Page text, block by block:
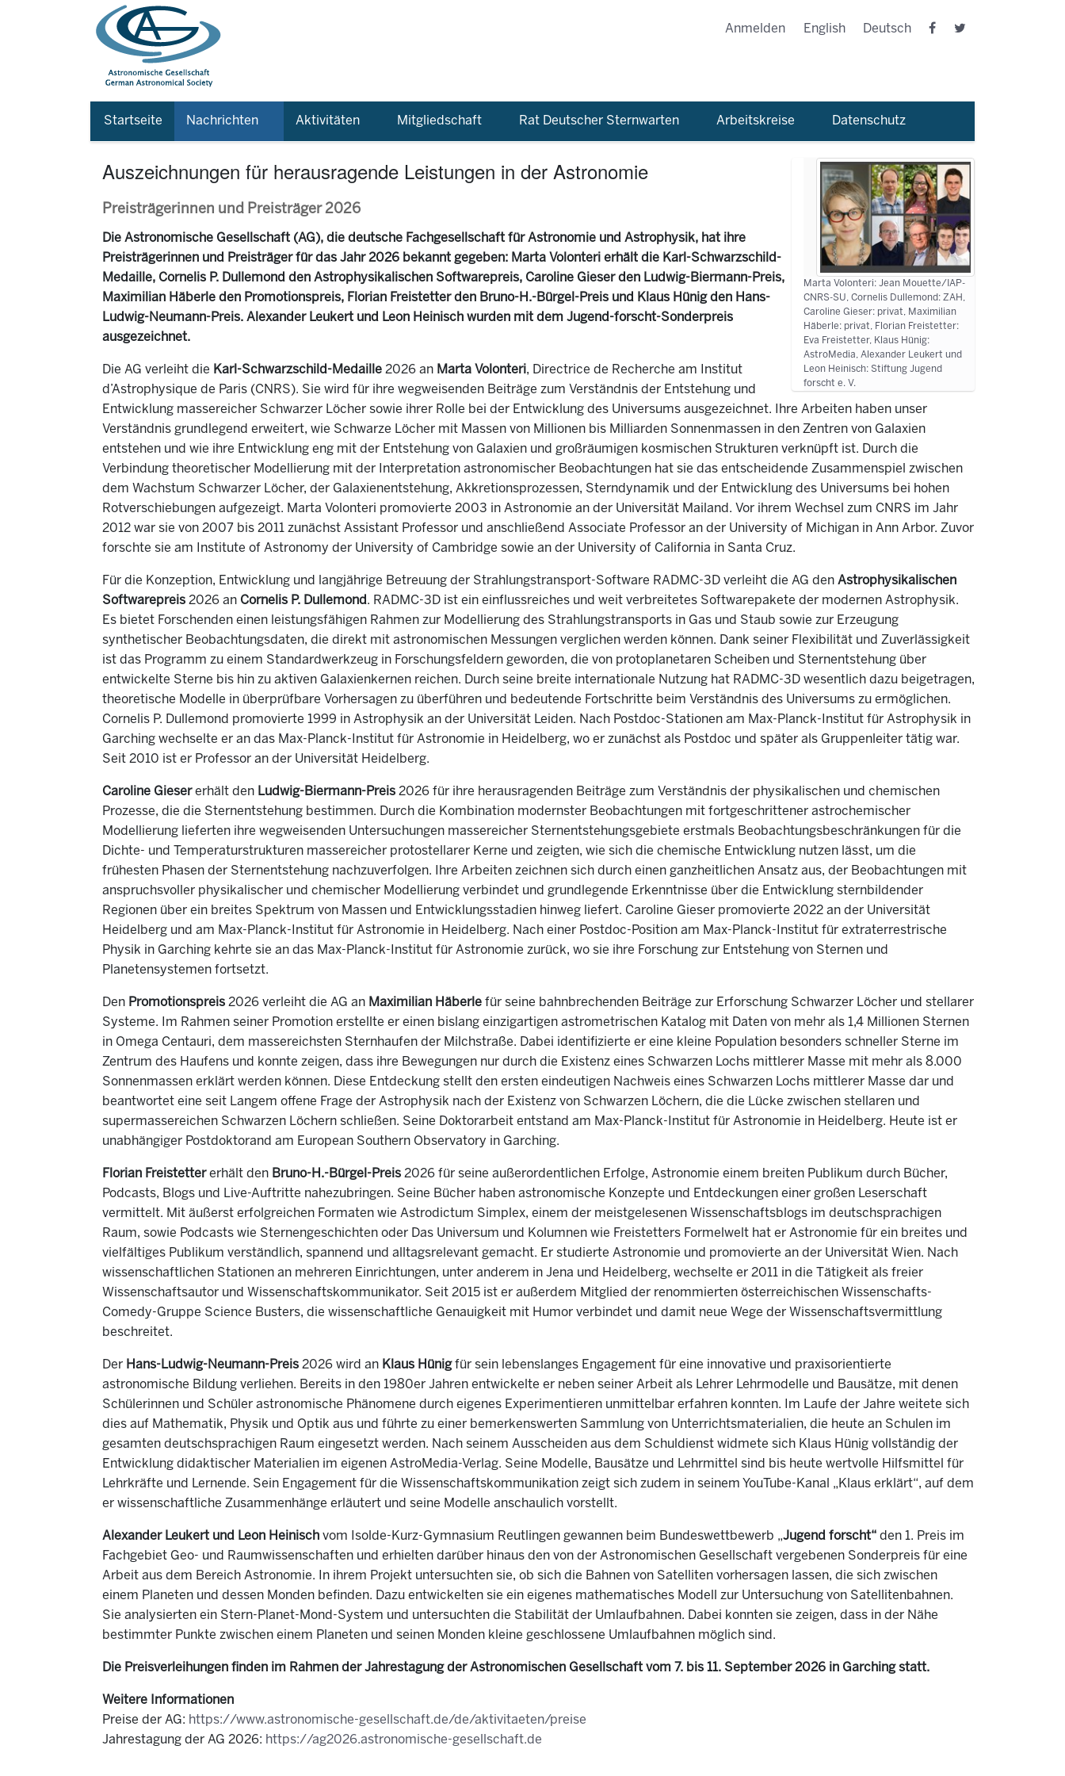
Anmelden English Deutsch
Startseite Nachrichten Aktivitäten Mitgliedschaft Rat Deutscher Sternwarten Arbeitskreise Datenschutz
Marta Volonteri: Jean Mouette/IAP-
CNRS-SU, Cornelis Dullemond: ZAH,
Caroline Gieser: privat, Maximilian
Häberle: privat, Florian Freistetter:
Eva Freistetter, Klaus Hünig:
AstroMedia, Alexander Leukert und
Leon Heinisch: Stiftung Jugend
forscht e. V.
Auszeichnungen für herausragende Leistungen in der Astronomie
Preisträgerinnen und Preisträger 2026
Die Astronomische Gesellschaft (AG), die deutsche Fachgesellschaft für Astronomie und Astrophysik, hat ihre
Preisträgerinnen und Preisträger für das Jahr 2026 bekannt gegeben: Marta Volonteri erhält die Karl-Schwarzschild-
Medaille, Cornelis P. Dullemond den Astrophysikalischen Softwarepreis, Caroline Gieser den Ludwig-Biermann-Preis,
Maximilian Häberle den Promotionspreis, Florian Freistetter den Bruno-H.-Bürgel-Preis und Klaus Hünig den Hans-
Ludwig-Neumann-Preis. Alexander Leukert und Leon Heinisch wurden mit dem Jugend-forscht-Sonderpreis
ausgezeichnet.
Die AG verleiht die Karl-Schwarzschild-Medaille 2026 an Marta Volonteri, Directrice de Recherche am Institut
d’Astrophysique de Paris (CNRS). Sie wird für ihre wegweisenden Beiträge zum Verständnis der Entstehung und
Entwicklung massereicher Schwarzer Löcher sowie ihrer Rolle bei der Entwicklung des Universums ausgezeichnet. Ihre Arbeiten haben unser
Verständnis grundlegend erweitert, wie Schwarze Löcher mit Massen von Millionen bis Milliarden Sonnenmassen in den Zentren von Galaxien
entstehen und wie ihre Entwicklung eng mit der Entstehung von Galaxien und großräumigen kosmischen Strukturen verknüpft ist. Durch die
Verbindung theoretischer Modellierung mit der Interpretation astronomischer Beobachtungen hat sie das entscheidende Zusammenspiel zwischen
dem Wachstum Schwarzer Löcher, der Galaxienentstehung, Akkretionsprozessen, Sterndynamik und der Entwicklung des Universums bei hohen
Rotverschiebungen aufgezeigt. Marta Volonteri promovierte 2003 in Astronomie an der Universität Mailand. Vor ihrem Wechsel zum CNRS im Jahr
2012 war sie von 2007 bis 2011 zunächst Assistant Professor und anschließend Associate Professor an der University of Michigan in Ann Arbor. Zuvor
forschte sie am Institute of Astronomy der University of Cambridge sowie an der University of California in Santa Cruz.
Für die Konzeption, Entwicklung und langjährige Betreuung der Strahlungstransport-Software RADMC-3D verleiht die AG den Astrophysikalischen
Softwarepreis 2026 an Cornelis P. Dullemond. RADMC-3D ist ein einflussreiches und weit verbreitetes Softwarepakete der modernen Astrophysik.
Es bietet Forschenden einen leistungsfähigen Rahmen zur Modellierung des Strahlungstransports in Gas und Staub sowie zur Erzeugung
synthetischer Beobachtungsdaten, die direkt mit astronomischen Messungen verglichen werden können. Dank seiner Flexibilität und Zuverlässigkeit
ist das Programm zu einem Standardwerkzeug in Forschungsfeldern geworden, die von protoplanetaren Scheiben und Sternentstehung über
entwickelte Sterne bis hin zu aktiven Galaxienkernen reichen. Durch seine breite internationale Nutzung hat RADMC-3D wesentlich dazu beigetragen,
theoretische Modelle in überprüfbare Vorhersagen zu überführen und bedeutende Fortschritte beim Verständnis des Universums zu ermöglichen.
Cornelis P. Dullemond promovierte 1999 in Astrophysik an der Universität Leiden. Nach Postdoc-Stationen am Max-Planck-Institut für Astrophysik in
Garching wechselte er an das Max-Planck-Institut für Astronomie in Heidelberg, wo er zunächst als Postdoc und später als Gruppenleiter tätig war.
Seit 2010 ist er Professor an der Universität Heidelberg.
Caroline Giesererhält den Ludwig-Biermann-Preis 2026 für ihre herausragenden Beiträge zum Verständnis der physikalischen und chemischen
Prozesse, die die Sternentstehung bestimmen. Durch die Kombination modernster Beobachtungen mit fortgeschrittener astrochemischer
Modellierung lieferten ihre wegweisenden Untersuchungen massereicher Sternentstehungsgebiete erstmals Beobachtungsbeschränkungen für die
Dichte- und Temperaturstrukturen massereicher protostellarer Kerne und zeigten, wie sich die chemische Entwicklung nutzen lässt, um die
frühesten Phasen der Sternentstehung nachzuverfolgen. Ihre Arbeiten zeichnen sich durch einen ganzheitlichen Ansatz aus, der Beobachtungen mit
anspruchsvoller physikalischer und chemischer Modellierung verbindet und grundlegende Erkenntnisse über die Entwicklung sternbildender
Regionen über ein breites Spektrum von Massen und Entwicklungsstadien hinweg liefert. Caroline Gieser promovierte 2022 an der Universität
Heidelberg und am Max-Planck-Institut für Astronomie in Heidelberg. Nach einer Postdoc-Position am Max-Planck-Institut für extraterrestrische
Physik in Garching kehrte sie an das Max-Planck-Institut für Astronomie zurück, wo sie ihre Forschung zur Entstehung von Sternen und
Planetensystemen fortsetzt.
Den Promotionspreis 2026 verleiht die AG an Maximilian Häberle für seine bahnbrechenden Beiträge zur Erforschung Schwarzer Löcher und stellarer
Systeme. Im Rahmen seiner Promotion erstellte er einen bislang einzigartigen astrometrischen Katalog mit Daten von mehr als 1,4 Millionen Sternen
in Omega Centauri, dem massereichsten Sternhaufen der Milchstraße. Dabei identifizierte er eine kleine Population besonders schneller Sterne im
Zentrum des Haufens und konnte zeigen, dass ihre Bewegungen nur durch die Existenz eines Schwarzen Lochs mittlerer Masse mit mehr als 8.000
Sonnenmassen erklärt werden können. Diese Entdeckung stellt den ersten eindeutigen Nachweis eines Schwarzen Lochs mittlerer Masse dar und
beantwortet eine seit Langem offene Frage der Astrophysik nach der Existenz von Schwarzen Löchern, die die Lücke zwischen stellaren und
supermassereichen Schwarzen Löchern schließen. Seine Doktorarbeit entstand am Max-Planck-Institut für Astronomie in Heidelberg. Heute ist er
unabhängiger Postdoktorand am European Southern Observatory in Garching.
Florian Freistettererhält den Bruno-H.-Bürgel-Preis 2026 für seine außerordentlichen Erfolge, Astronomie einem breiten Publikum durch Bücher,
Podcasts, Blogs und Live-Auftritte nahezubringen. Seine Bücher haben astronomische Konzepte und Entdeckungen einer großen Leserschaft
vermittelt. Mit äußerst erfolgreichen Formaten wie Astrodictum Simplex, einem der meistgelesenen Wissenschaftsblogs im deutschsprachigen
Raum, sowie Podcasts wie Sternengeschichten oder Das Universum und Kolumnen wie Freistetters Formelwelt hat er Astronomie für ein breites und
vielfältiges Publikum verständlich, spannend und alltagsrelevant gemacht. Er studierte Astronomie und promovierte an der Universität Wien. Nach
wissenschaftlichen Stationen an mehreren Einrichtungen, unter anderem in Jena und Heidelberg, wechselte er 2011 in die Tätigkeit als freier
Wissenschaftsautor und Wissenschaftskommunikator. Seit 2015 ist er außerdem Mitglied der renommierten österreichischen Wissenschafts-
Comedy-Gruppe Science Busters, die wissenschaftliche Genauigkeit mit Humor verbindet und damit neue Wege der Wissenschaftsvermittlung
beschreitet.
Der Hans-Ludwig-Neumann-Preis 2026 wird an Klaus Hünigfür sein lebenslanges Engagement für eine innovative und praxisorientierte
astronomische Bildung verliehen. Bereits in den 1980er Jahren entwickelte er neben seiner Arbeit als Lehrer Lehrmodelle und Bausätze, mit denen
Schülerinnen und Schüler astronomische Phänomene durch eigenes Experimentieren unmittelbar erfahren konnten. Im Laufe der Jahre weitete sich
dies auf Mathematik, Physik und Optik aus und führte zu einer bemerkenswerten Sammlung von Unterrichtsmaterialien, die heute an Schulen im
gesamten deutschsprachigen Raum eingesetzt werden. Nach seinem Ausscheiden aus dem Schuldienst widmete sich Klaus Hünig vollständig der
Entwicklung didaktischer Materialien im eigenen AstroMedia-Verlag. Seine Modelle, Bausätze und Lehrmittel sind bis heute wertvolle Hilfsmittel für
Lehrkräfte und Lernende. Sein Engagement für die Wissenschaftskommunikation zeigt sich zudem in seinem YouTube-Kanal „Klaus erklärt“, auf dem
er wissenschaftliche Zusammenhänge erläutert und seine Modelle anschaulich vorstellt.
Alexander Leukert und Leon Heinisch vom Isolde-Kurz-Gymnasium Reutlingen gewannen beim Bundeswettbewerb „Jugend forscht“ den 1. Preis im
Fachgebiet Geo- und Raumwissenschaften und erhielten darüber hinaus den von der Astronomischen Gesellschaft vergebenen Sonderpreis für eine
Arbeit aus dem Bereich Astronomie. In ihrem Projekt untersuchten sie, ob sich die Bahnen von Satelliten vorhersagen lassen, die sich zwischen
einem Planeten und dessen Monden befinden. Dazu entwickelten sie ein eigenes mathematisches Modell zur Untersuchung von Satellitenbahnen.
Sie analysierten ein Stern-Planet-Mond-System und untersuchten die Stabilität der Umlaufbahnen. Dabei konnten sie zeigen, dass in der Nähe
bestimmter Punkte zwischen einem Planeten und seinen Monden kleine geschlossene Umlaufbahnen möglich sind.
Die Preisverleihungen finden im Rahmen der Jahrestagung der Astronomischen Gesellschaft vom 7. bis 11. September 2026 in Garching statt.
Weitere Informationen
Preise der AG: https://www.astronomische-gesellschaft.de/de/aktivitaeten/preise
Jahrestagung der AG 2026: https://ag2026.astronomische-gesellschaft.de